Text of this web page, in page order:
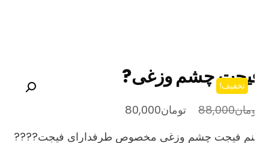
تخفیف! چشم وزغی?
88,000
قیمت
تومان80,000قیمت
فیجت چشم وزغی مخصوص طرفدارای فیجت????